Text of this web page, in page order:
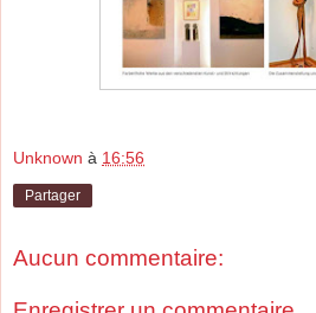
Unknown à 16:56
Partager
Aucun commentaire: